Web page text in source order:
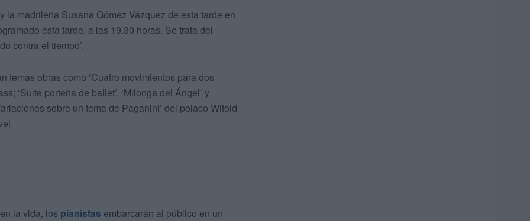
madrileña Susana Gómez Vázquez de esta tarde en
esta tarde, a las 19.30 horas. Se trata del
contra el tiempo’.
temas obras como ‘Cuatro movimientos para dos
‘Suite porteña de ballet’, ‘Milonga del Ángel’ y
sobre un tema de Paganini’ del polaco Witold
la vida, los pianistas embarcarán al público en un